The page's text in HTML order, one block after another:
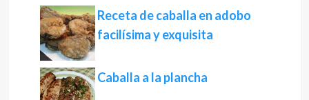
Receta de caballa en adobo
facilísima y exquisita
Caballa a la plancha